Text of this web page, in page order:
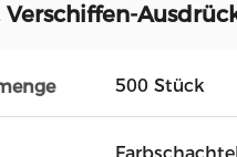
Verschiffen-
500 Stück